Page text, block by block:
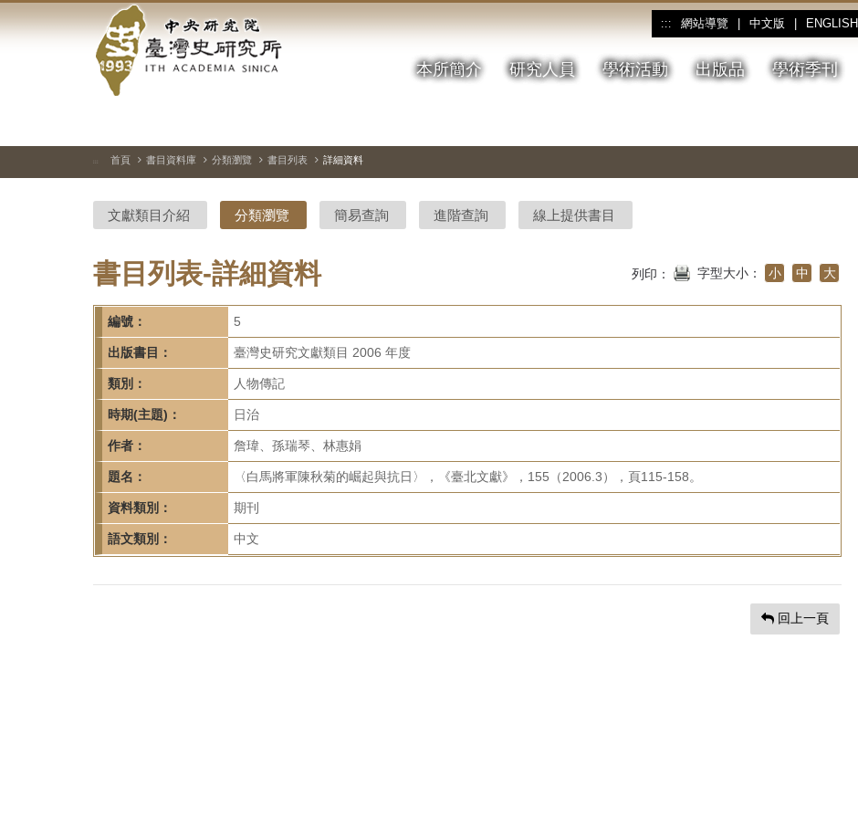
到
中
央
研
院-
臺
灣
史
研
究
所-
首
頁
::: 網站導覽 中文版 ENGLISH
本所簡介 研究人員 學術活動 出版品 學術季刊
::: 首頁 書目資料庫 分類瀏覽 書目列表 詳細資料
文獻類目介紹 分類瀏覽 簡易查詢 進階查詢 線上提供書目
書目列表-詳細資料 列印： 字型大小： 小 中 大
編號： 5
出版書目： 臺灣史研究文獻類目 2006 年度
類別： 人物傳記
時期(主題)： 日治
作者： 詹瑋、孫瑞琴、林惠娟
題名： 〈白馬將軍陳秋菊的崛起與抗日〉，《臺北文獻》，155（2006.3），頁115-158。
資料類別： 期刊
語文類別： 中文
回上一頁